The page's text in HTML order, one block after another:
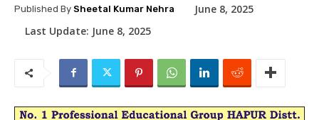
Published By Sheetal Kumar Nehra
June 8, 2025
Last Update: June 8, 2025